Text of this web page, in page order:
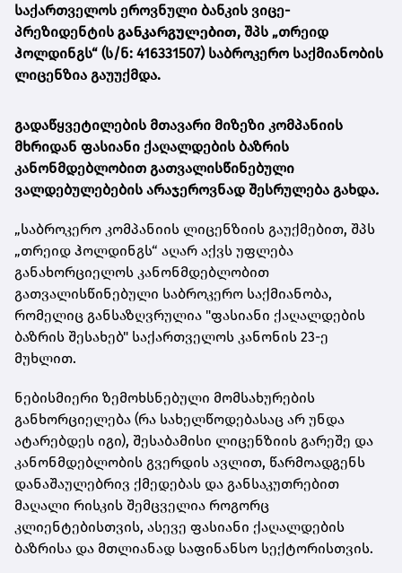
საქართველოს ეროვნული ბანკის ვიცე-
პრეზიდენტის განკარგულებით, შპს „თრეიდ
ჰოლდინგს“ (ს/ნ: 416331507) საბროკერო საქმიანობის
ლიცენზია გაუუქმდა.
გადაწყვეტილების მთავარი მიზეზი კომპანიის
მხრიდან ფასიანი ქაღალდების ბაზრის
კანონმდებლობით გათვალისწინებული
ვალდებულებების არაჯეროვნად შესრულება გახდა.
„საბროკერო კომპანიის ლიცენზიის გაუქმებით, შპს
„თრეიდ ჰოლდინგს“ აღარ აქვს უფლება
განახორციელოს კანონმდებლობით
გათვალისწინებული საბროკერო საქმიანობა,
რომელიც განსაზღვრულია "ფასიანი ქაღალდების
ბაზრის შესახებ" საქართველოს კანონის 23-ე
მუხლით.
ნებისმიერი ზემოხსნებული მომსახურების
განხორციელება (რა სახელწოდებასაც არ უნდა
ატარებდეს იგი), შესაბამისი ლიცენზიის გარეშე და
კანონმდებლობის გვერდის ავლით, წარმოადგენს
დანაშაულებრივ ქმედებას და განსაკუთრებით
მაღალი რისკის შემცველია როგორც
კლიენტებისთვის, ასევე ფასიანი ქაღალდების
ბაზრისა და მთლიანად საფინანსო სექტორისთვის.